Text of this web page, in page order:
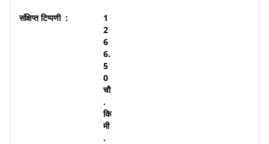
1
2
6
6.
5
0
चौ
.
कि
मी
.